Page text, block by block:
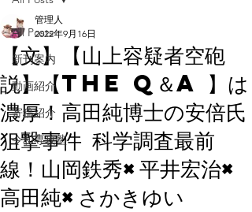
All Posts
新刊案内
動画紹介
寄稿紹介
令和専攻塾
【文】【山上容疑者空砲
説】【The Q＆A 】は
濃厚！高田純博士の安倍氏
狙撃事件 科学調査最前
線！山岡鉄秀×平井宏治×
高田純×さかきゆい
管理人
2022年9月16日